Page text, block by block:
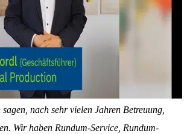
sagen, nach sehr vielen Jahren Betreuung,
Wir haben Rundum-Service, Rundum-